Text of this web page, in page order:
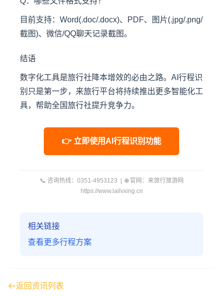
目前支持：Word(.doc/.docx)、PDF、图片(.jpg/.png/
截图)、微信/QQ聊天记录截图。
结语
数字化工具是旅行社降本增效的必由之路。AI行程识
别只是第一步，来旅行平台将持续推出更多智能化工
具，帮助全国旅行社提升竞争力。
👉 立即使用AI行程识别功能
📞 咨询热线：0351-4953123 | 🌐 官网：来旅行旅游网
https://www.lailvxing.cn
相关链接
查看更多行程方案
返回资讯列表